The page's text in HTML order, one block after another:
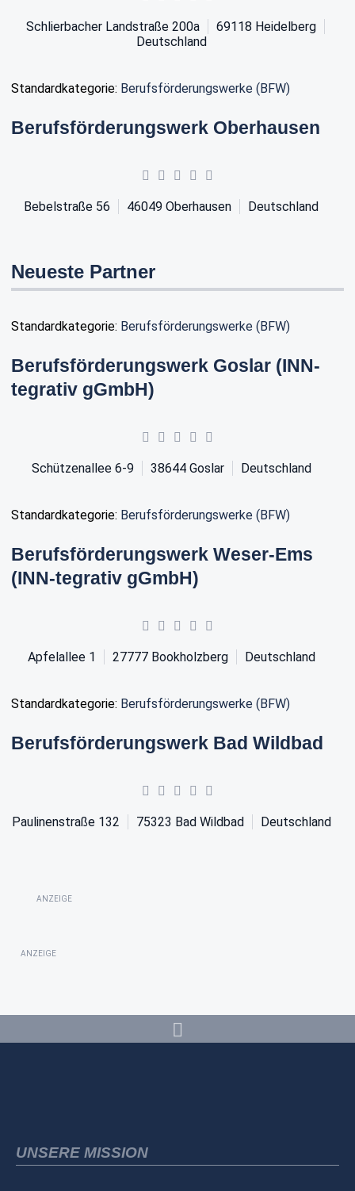
Schlierbacher Landstraße 200a 69118 Heidelberg
Deutschland
Standardkategorie: Berufsförderungswerke (BFW)
Berufsförderungswerk Oberhausen
Bebelstraße 56 46049 Oberhausen Deutschland
Neueste Partner
Standardkategorie: Berufsförderungswerke (BFW)
Berufsförderungswerk Goslar (INN-
tegrativ gGmbH)
Schützenallee 6-9 38644 Goslar Deutschland
Standardkategorie: Berufsförderungswerke (BFW)
Berufsförderungswerk Weser-Ems
(INN-tegrativ gGmbH)
Apfelallee 1 27777 Bookholzberg Deutschland
Standardkategorie: Berufsförderungswerke (BFW)
Berufsförderungswerk Bad Wildbad
Paulinenstraße 132 75323 Bad Wildbad Deutschland
ANZEIGE
ANZEIGE
UNSERE MISSION